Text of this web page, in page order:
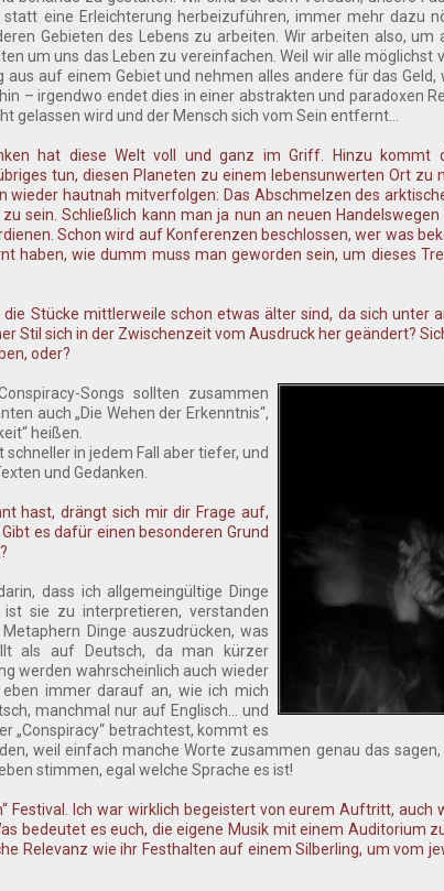
eine Erleichterung herbeizuführen, immer mehr dazu
Gebieten des Lebens zu arbeiten. Wir arbeiten also, um
um uns das Leben zu vereinfachen. Weil wir alle möglichst
auf einem Gebiet und nehmen alles andere für das Geld,
– irgendwo endet dies in einer abstrakten und paradoxen
wird und der Mensch sich vom Sein entfernt...
hat diese Welt voll und ganz im Griff. Hinzu kommt
tun, diesen Planeten zu einem lebensunwerten Ort zu
wieder hautnah mitverfolgen: Das Abschmelzen des
sein. Schließlich kann man ja nun an neuen
Schon wird auf Konferenzen beschlossen, wer was
haben, wie dumm muss man geworden sein, um dieses
Stücke mittlerweile schon etwas älter sind, da sich unter
Stil sich in der Zwischenzeit vom Ausdruck her geändert?
oder?
Songs sollten zusammen
auch „Die Wehen der Erkenntnis“,
heißen.
in jedem Fall aber tiefer, und
und Gedanken.
hast, drängt sich mir dir Frage auf,
es dafür einen besonderen Grund
dass ich allgemeingültige Dinge
sie zu interpretieren, verstanden
Dinge auszudrücken, was
als auf Deutsch, da man kürzer
werden wahrscheinlich auch wieder
immer darauf an, wie ich mich
manchmal nur auf Englisch... und
„Conspiracy“ betrachtest, kommt es
weil einfach manche Worte zusammen genau das sagen,
stimmen, egal welche Sprache es ist!
Festival. Ich war wirklich begeistert von eurem Auftritt, auch
bedeutet es euch, die eigene Musik mit einem Auditorium
Relevanz wie ihr Festhalten auf einem Silberling, um vom